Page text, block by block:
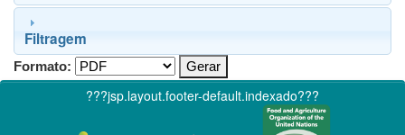
Filtragem
Formato:
???jsp.layout.footer-default.indexado???